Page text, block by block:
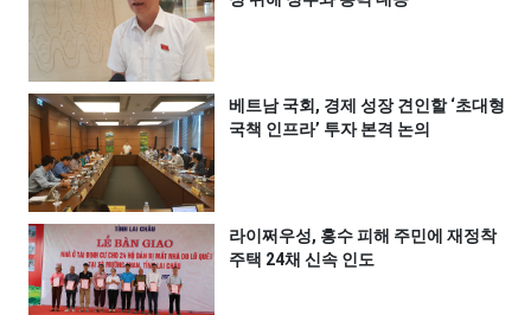
베트남 국회, 경제 성장 견인할 ‘초대형
국책 인프라’ 투자 본격 논의
라이쩌우성, 홍수 피해 주민에 재정착
주택 24채 신속 인도